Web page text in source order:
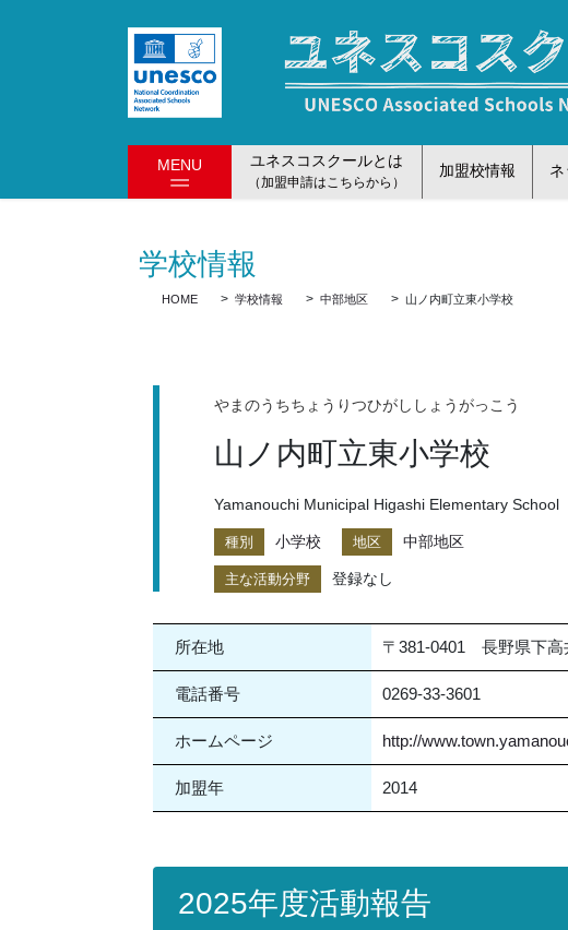
動
に
MENU ユネスコスクールとは
（加盟申請はこちらから）
加盟校情報
学校情報
HOME 学校情報 中部地区 山ノ内町立東小学校
やまのうちちょうりつひがししょうがっこう
山ノ内町立東小学校
Yamanouchi Municipal Higashi Elementary School
種別 小学校 地区 中部地区
主な活動分野 登録なし
所在地 〒381-0401 長野県下高
電話番号 0269-33-3601
ホームページ http://
加盟年 2014
2025年度活動報告